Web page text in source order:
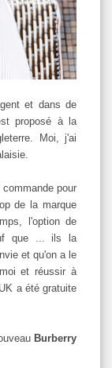
et dans de
proposé à la
Moi, j'ai
pour
de la marque
l'option de
que ... ils la
et qu'on a le
et réussir à
a été gratuite
Burberry